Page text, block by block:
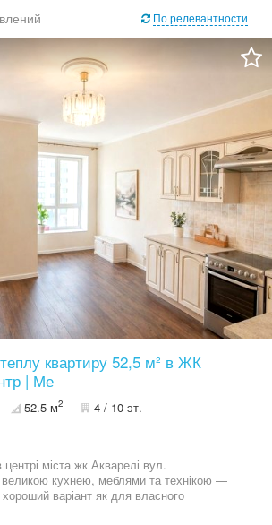
По релевантности
квартиру 52,5 м² в ЖК
| Ме
52.5 м2 4 / 10 эт.
міста жк Акварелі вул.
кухнею, меблями та технікою —
варіант як для власного